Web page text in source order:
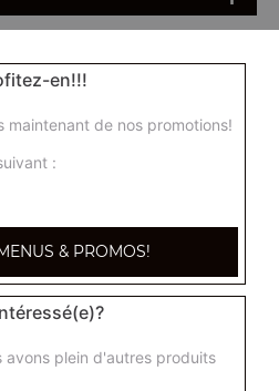
unique à Toulon
€
€
crevettes
€
en!!!
maintenant de nos promotions!
:
& PROMOS!
avons plein d'autres produits